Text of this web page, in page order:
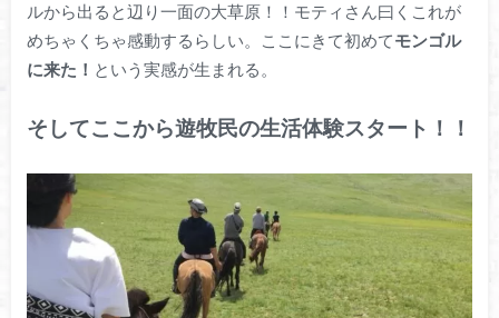
ルから出ると辺り一面の大草原！！モティさん曰くこれが
めちゃくちゃ感動するらしい。ここにきて初めてモンゴル
に来た！ という実感が生まれる。
そしてここから遊牧民の生活体験スタート！！